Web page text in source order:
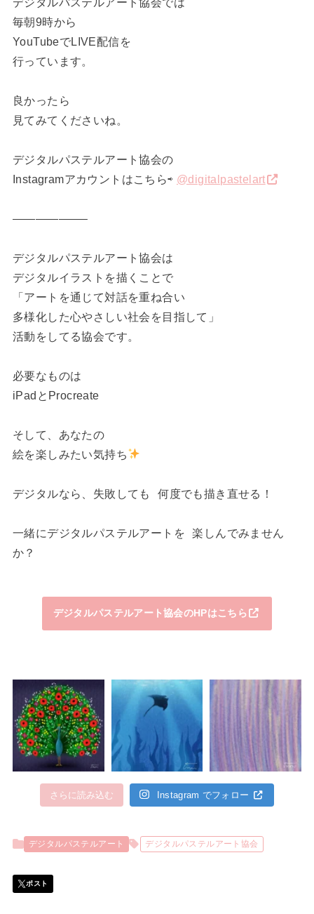
毎朝9時から
YouTubeでLIVE配信を
行っています。
良かったら
見てみてくださいね。
デジタルパステルアート協会の
Instagramアカウントはこちら⇨ @digitalpastelart
——————–
デジタルパステルアート協会は
デジタルイラストを描くことで
「アートを通じて対話を重ね合い
多様化した心やさしい社会を目指して」
活動をしてる協会です。
必要なものは
iPadとProcreate
そして、あなたの
絵を楽しみたい気持ち
デジタルなら、失敗しても 何度でも描き直せる！
一緒にデジタルパステルアートを 楽しんでみません
か？
デジタルパステルアート協会のHPはこちら
さらに読み込む Instagram でフォロー
デジタルパステルアート デジタルパステルアート協会